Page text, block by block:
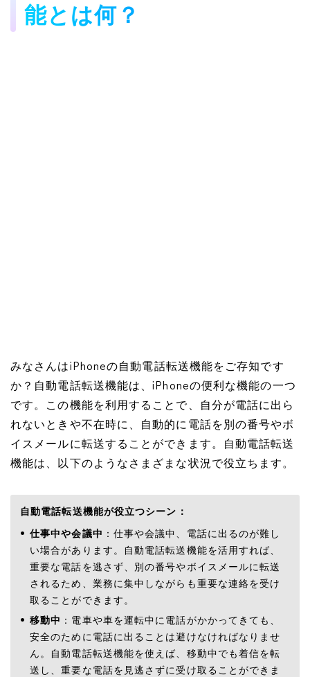
能とは何？
みなさんはiPhoneの自動電話転送機能をご存知です
か？自動電話転送機能は、iPhoneの便利な機能の一つ
です。この機能を利用することで、自分が電話に出ら
れないときや不在時に、自動的に電話を別の番号やボ
イスメールに転送することができます。自動電話転送
機能は、以下のようなさまざまな状況で役立ちます。
自動電話転送機能が役立つシーン：
仕事中や会議中 ：仕事や会議中、電話に出るのが難し
い場合があります。自動電話転送機能を活用すれば、
重要な電話を逃さず、別の番号やボイスメールに転送
されるため、業務に集中しながらも重要な連絡を受け
取ることができます。
移動中 ：電車や車を運転中に電話がかかってきても、
安全のために電話に出ることは避けなければなりませ
ん。自動電話転送機能を使えば、移動中でも着信を転
送し、重要な電話を見逃さずに受け取ることができま